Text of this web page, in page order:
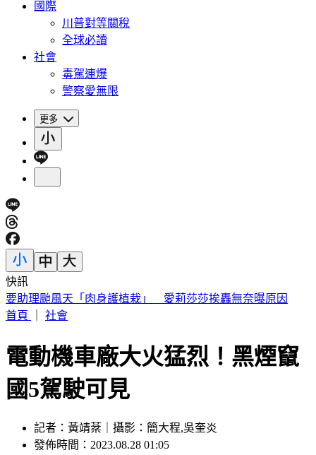
國際
川普對等關稅
全球必讀
社會
毒駕連爆
警察愛無限
更多
快訊
桃園明天5區近10萬戶斷水11小時 影響範圍一次看
首頁
社會
電動機車廠大火猛烈！黑煙竄
國5駕駛可見
記者：黃靖棻｜攝影：簡大程,吳奎炎
發佈時間：2023.08.28 01:05